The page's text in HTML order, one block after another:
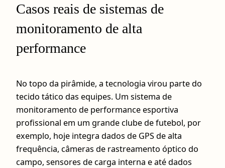
Casos reais de sistemas de
monitoramento de alta
performance
No topo da pirâmide, a tecnologia virou parte do
tecido tático das equipes. Um sistema de
monitoramento de performance esportiva
profissional em um grande clube de futebol, por
exemplo, hoje integra dados de GPS de alta
frequência, câmeras de rastreamento óptico do
campo, sensores de carga interna e até dados